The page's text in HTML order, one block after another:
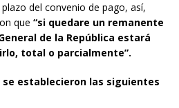
del convenio de pago, así,
que “si quedare un remanente
de la República estará
total o parcialmente”.
establecieron las siguientes